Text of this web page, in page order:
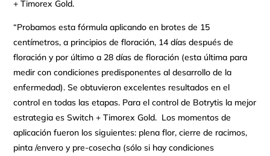
+ Timorex Gold.
“Probamos esta fórmula aplicando en brotes de 15
centímetros, a principios de floración, 14 días después de
floración y por último a 28 días de floración (esta última para
medir con condiciones predisponentes al desarrollo de la
enfermedad). Se obtuvieron excelentes resultados en el
control en todas las etapas. Para el control de Botrytis la mejor
estrategia es Switch + Timorex Gold. Los momentos de
aplicación fueron los siguientes: plena flor, cierre de racimos,
pinta /envero y pre-cosecha (sólo si hay condiciones